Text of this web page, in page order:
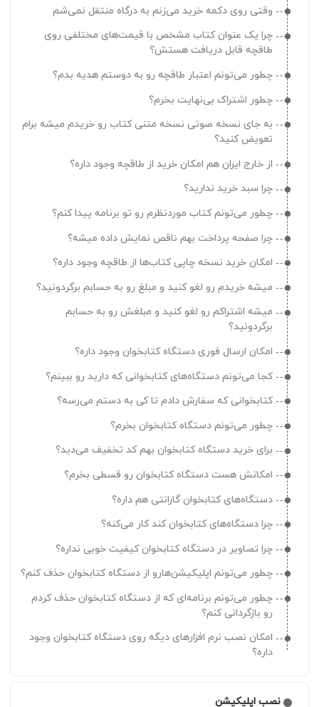
کجا می‌تونم تاریخچه اعلان‌های طاقچه رو ببینم؟
چرا کتاب‌هایی که خریده بودم رو تو کتابخونه‌ام نمی‌بینم؟
چرا نمی‌تونم شماره موبایل/ایمیلم رو تو حساب کاربری‌ام
وقتی روی دکمه خرید می‌زنم به درگاه منتقل نمی‌شم
چرا یک عنوان کتاب مشخص با قیمت‌های مختلفی روی
طاقچه قابل دریافت هستش؟
چطور می‌تونم اعتبار طاقچه رو به دوستم هدیه بدم؟
چطور اشتراک بی‌نهایت بخرم؟
به جای نسخه صوتی نسخه متنی کتاب رو خریدم میشه برام
تعویض کنید؟
از خارج ایران هم امکان خرید از طاقچه وجود داره؟
چرا سبد خرید ندارید؟
چطور می‌تونم کتاب موردنظرم رو تو برنامه پیدا کنم؟
چرا صفحه پرداخت بهم ناقص نمایش داده میشه؟
امکان خرید نسخه چاپی کتاب‌ها از طاقچه وجود داره؟
میشه خریدم رو لغو کنید و مبلغ رو به حسابم برگردونید؟
میشه اشتراکم رو لغو کنید و مبلغش رو به حسابم
برگردونید؟
امکان ارسال فوری دستگاه کتابخوان وجود داره؟
کجا می‌تونم دستگاه‌های کتابخوانی که دارید رو ببینم؟
کتابخوانی که سفارش دادم تا کی به دستم می‌رسه؟
چطور می‌تونم دستگاه کتابخوان بخرم؟
برای خرید دستگاه کتابخوان بهم کد تخفیف می‌دید؟
امکانش هست دستگاه کتابخوان رو قسطی بخرم؟
دستگاه‌های کتابخوان گارانتی هم داره؟
چرا دستگاه‌های کتابخوان کند کار می‌کنه؟
چرا تصاویر در دستگاه کتابخوان کیفیت خوبی نداره؟
چطور می‌تونم اپلیکیشن‌هارو از دستگاه کتابخوان حذف کنم؟
چطور می‌تونم برنامه‌ای که از دستگاه کتابخوان حذف کردم
رو بازگردانی کنم؟
امکان نصب نرم افزارهای دیگه روی دستگاه کتابخوان وجود
داره؟
نصب اپلیکیشن